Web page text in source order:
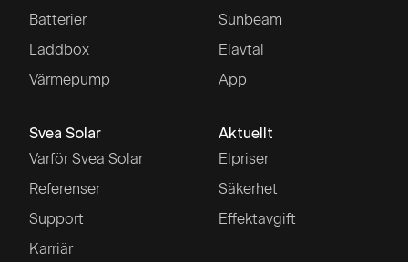
Batterier
Laddbox
Värmepump
Sunbeam
Elavtal
App
Svea Solar
Varför Svea Solar
Referenser
Support
Karriär
Aktuellt
Elpriser
Säkerhet
Effektavgift